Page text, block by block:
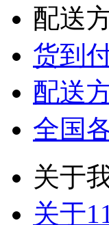
配送
货到
配送
全国
关于
关于